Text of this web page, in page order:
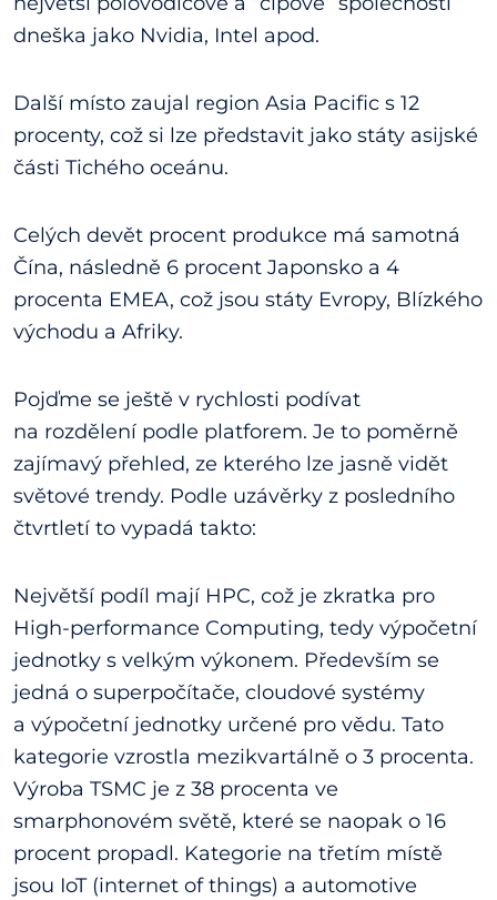
dneška jako Nvidia, Intel apod.
Další místo zaujal region Asia Pacific s 12
procenty, což si lze představit jako státy asijské
části Tichého oceánu.
Celých devět procent produkce má samotná
Čína, následně 6 procent Japonsko a 4
procenta EMEA, což jsou státy Evropy, Blízkého
východu a Afriky.
Pojďme se ještě v rychlosti podívat
na rozdělení podle platforem. Je to poměrně
zajímavý přehled, ze kterého lze jasně vidět
světové trendy. Podle uzávěrky z posledního
čtvrtletí to vypadá takto:
Největší podíl mají HPC, což je zkratka pro
High-performance Computing, tedy výpočetní
jednotky s velkým výkonem. Především se
jedná o superpočítače, cloudové systémy
a výpočetní jednotky určené pro vědu. Tato
kategorie vzrostla mezikvartálně o 3 procenta.
Výroba TSMC je z 38 procenta ve
smarphonovém světě, které se naopak o 16
procent propadl. Kategorie na třetím místě
jsou IoT (internet of things) a automotive